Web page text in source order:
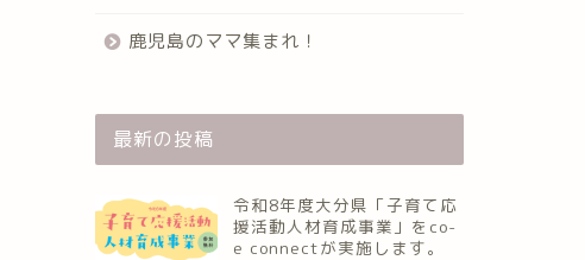
鹿児島のママ集まれ！
最新の投稿
令和8年度大分県「子育て応
援活動人材育成事業」をco-
e connectが実施します。